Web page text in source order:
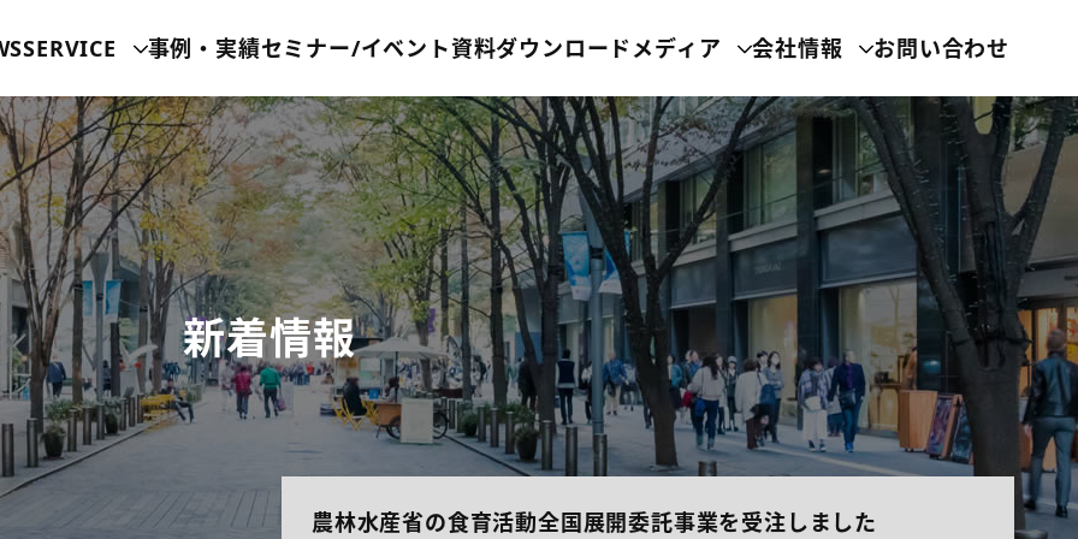
SERVICE 事例・実績セミナー/イベント資料ダウンロード メディア 会社情報 お問い合わせ
新着情報
農林水産省の食育活動全国展開委託事業を受注しました